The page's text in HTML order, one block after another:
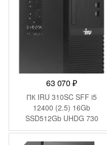
63 070₽
ПК IRU 310SC SFF i5
12400 (2.5) 16Gb
SSD512Gb UHDG 730
Windows 11 Pro GbitEth
200W черный (1969071)